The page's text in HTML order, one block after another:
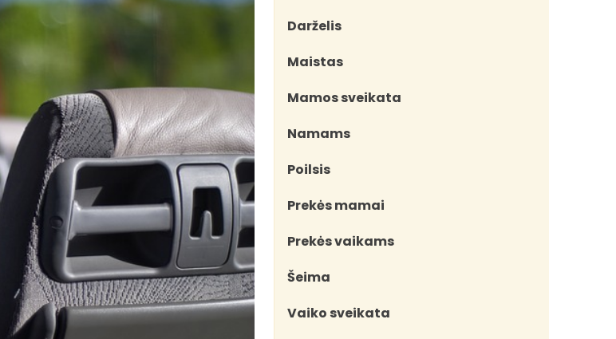
Darželis
Maistas
Mamos sveikata
Namams
Poilsis
Prekės mamai
Prekės vaikams
Šeima
Vaiko sveikata